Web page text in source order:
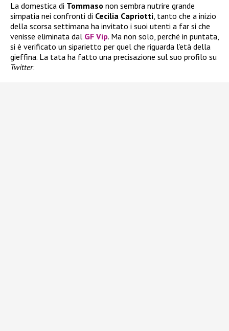
La domestica di Tommaso non sembra nutrire grande
simpatia nei confronti di Cecilia Capriotti, tanto che a inizio
della scorsa settimana ha invitato i suoi utenti a far si che
venisse eliminata dal GF Vip. Ma non solo, perché in puntata,
si è verificato un siparietto per quel che riguarda l’età della
gieffina. La tata ha fatto una precisazione sul suo profilo su
Twitter: